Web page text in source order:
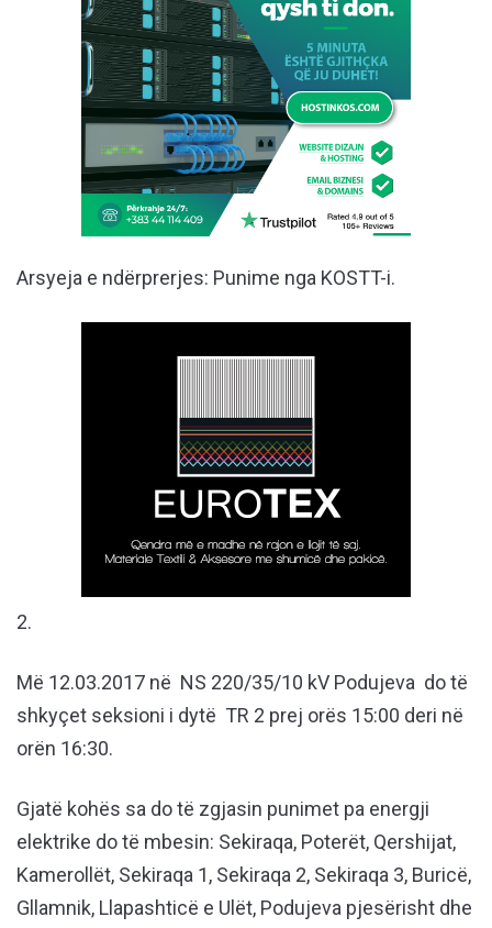
Arsyeja e ndërprerjes: Punime nga KOSTT-i.
2.
Më 12.03.2017 në NS 220/35/10 kV Podujeva do të
shkyçet seksioni i dytë TR 2 prej orës 15:00 deri në
orën 16:30.
Gjatë kohës sa do të zgjasin punimet pa energji
elektrike do të mbesin: Sekiraqa, Poterët, Qershijat,
Kamerollët, Sekiraqa 1, Sekiraqa 2, Sekiraqa 3, Buricë,
Gllamnik, Llapashticë e Ulët, Podujeva pjesërisht dhe